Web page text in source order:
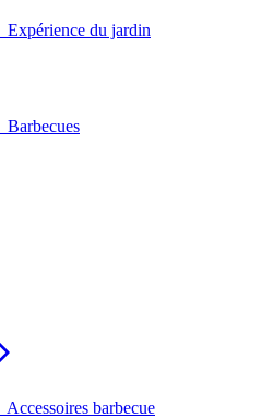
Expérience du jardin
Barbecues
Accessoires barbecue